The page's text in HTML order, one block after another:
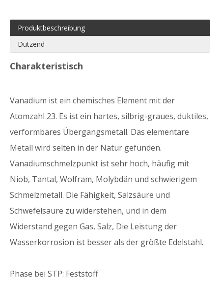
Produktbeschreibung
Dutzend
Charakteristisch
Vanadium ist ein chemisches Element mit der
Atomzahl 23. Es ist ein hartes, silbrig-graues, duktiles,
verformbares Übergangsmetall. Das elementare
Metall wird selten in der Natur gefunden.
Vanadiumschmelzpunkt ist sehr hoch, häufig mit
Niob, Tantal, Wolfram, Molybdän und schwierigem
Schmelzmetall. Die Fähigkeit, Salzsäure und
Schwefelsäure zu widerstehen, und in dem
Widerstand gegen Gas, Salz, Die Leistung der
Wasserkorrosion ist besser als der größte Edelstahl.
Phase bei STP: Feststoff